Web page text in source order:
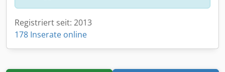
Registriert seit: 2013
178 Inserate online